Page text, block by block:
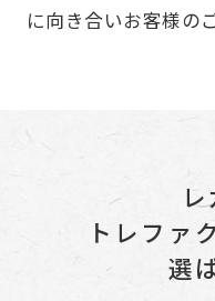
に向き合いお客様の
トレファ
選